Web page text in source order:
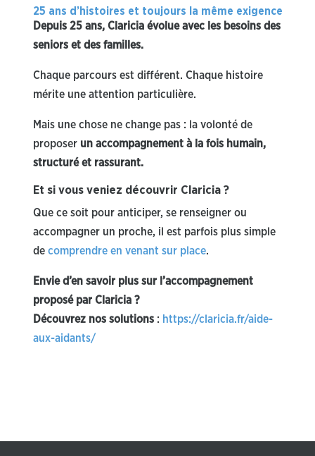
25 ans d’histoires et toujours la même exigence
Depuis 25 ans, Claricia évolue avec les besoins des
seniors et des familles.
Chaque parcours est différent. Chaque histoire
mérite une attention particulière.
Mais une chose ne change pas : la volonté de
proposer un accompagnement à la fois humain,
structuré et rassurant.
Et si vous veniez découvrir Claricia ?
Que ce soit pour anticiper, se renseigner ou
accompagner un proche, il est parfois plus simple
de comprendre en venant sur place.
Envie d’en savoir plus sur l’accompagnement
proposé par Claricia ?
Découvrez nos solutions: https://claricia.fr/aide-
aux-aidants/